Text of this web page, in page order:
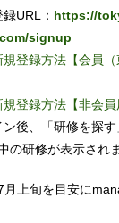
URL： https://
signup
登録方法【会員（
登録方法【非会員
後、「研修を探
の研修が表示され
上旬を目安に